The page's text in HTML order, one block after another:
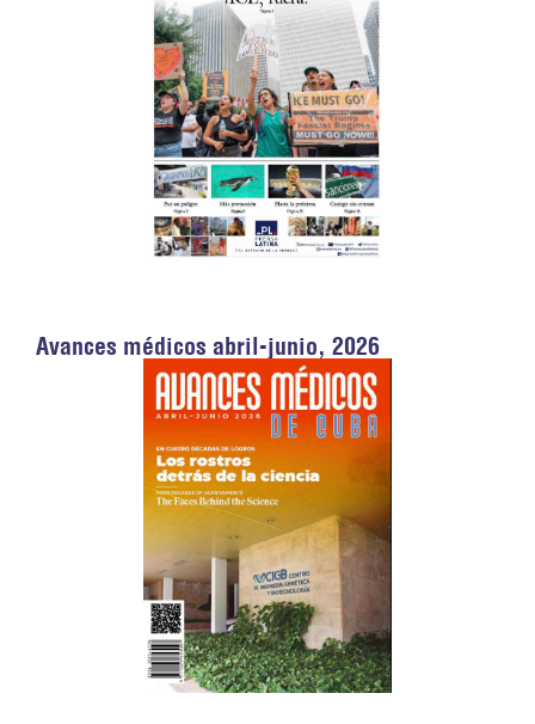
Avances médicos abril-junio, 2026